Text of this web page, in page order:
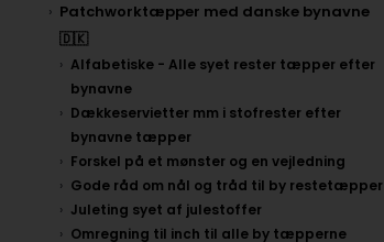
Patchworktæpper med danske bynavne
🇩🇰
Alfabetiske - Alle syet rester tæpper efter
bynavne
Dækkeservietter mm i stofrester efter
bynavne tæpper
Forskel på et mønster og en vejledning
Gode råd om nål og tråd til by restetæpper
Juleting syet af julestoffer
Omregning til inch til alle by tæpperne